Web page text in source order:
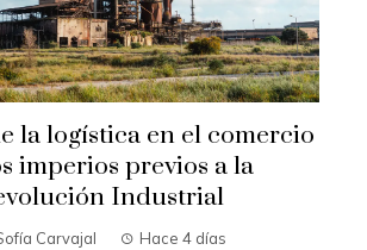
la logística en el comercio
imperios previos a la
Industrial
Carvajal Hace 4 días